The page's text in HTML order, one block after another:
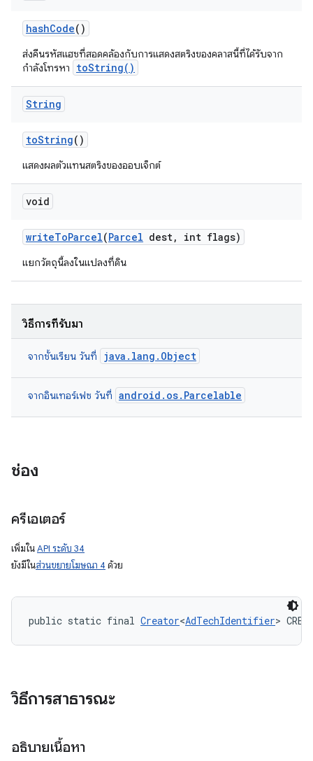
hashCode()
ส่งคืนรหัสแฮชที่สอดคล้องกับการแสดงสตริงของคลาสนี้ที่ได้รับจาก
กำลังโทรหา
toString()
String
toString()
แสดงผลตัวแทนสตริงของออบเจ็กต์
void
writeToParcel(Parcel dest, int flags)
แยกวัตถุนี้ลงในแปลงที่ดิน
วิธีการที่รับมา
จากชั้นเรียน วันที่ java.lang.Object
จากอินเทอร์เฟซ วันที่ android.os.Parcelable
ช่อง
ครีเอเตอร์
เพิ่มในAPI ระดับ 34
ยังมีในส่วนขยายโฆษณา 4 ด้วย
public static final Creator<AdTechIdentifier>
วิธีการสาธารณะ
อธิบายเนื้อหา